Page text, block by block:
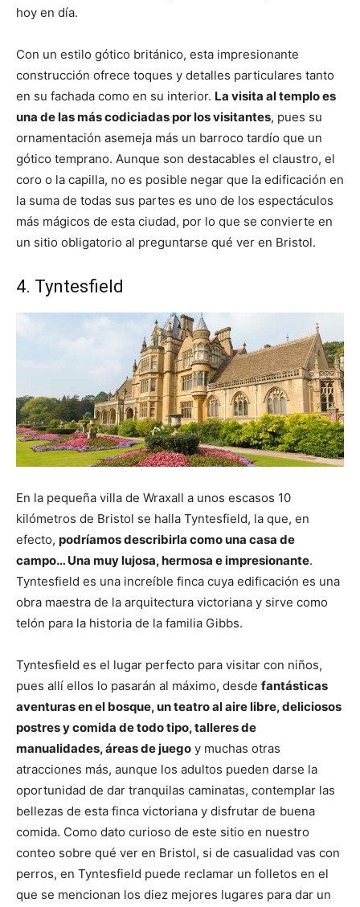
hoy en día.
Con un estilo gótico británico, esta impresionante
construcción ofrece toques y detalles particulares tanto
en su fachada como en su interior. La visita al templo es
una de las más codiciadas por los visitantes, pues su
ornamentación asemeja más un barroco tardío que un
gótico temprano. Aunque son destacables el claustro, el
coro o la capilla, no es posible negar que la edificación en
la suma de todas sus partes es uno de los espectáculos
más mágicos de esta ciudad, por lo que se convierte en
un sitio obligatorio al preguntarse qué ver en Bristol.
4. Tyntesfield
En la pequeña villa de Wraxall a unos escasos 10
kilómetros de Bristol se halla Tyntesfield, la que, en
efecto, podríamos describirla como una casa de
campo… Una muy lujosa, hermosa e impresionante.
Tyntesfield es una increíble finca cuya edificación es una
obra maestra de la arquitectura victoriana y sirve como
telón para la historia de la familia Gibbs.
Tyntesfield es el lugar perfecto para visitar con niños,
pues allí ellos lo pasarán al máximo, desde fantásticas
aventuras en el bosque, un teatro al aire libre, deliciosos
postres y comida de todo tipo, talleres de
manualidades, áreas de juego y muchas otras
atracciones más, aunque los adultos pueden darse la
oportunidad de dar tranquilas caminatas, contemplar las
bellezas de esta finca victoriana y disfrutar de buena
comida. Como dato curioso de este sitio en nuestro
conteo sobre qué ver en Bristol, si de casualidad vas con
perros, en Tyntesfield puede reclamar un folletos en el
que se mencionan los diez mejores lugares para dar un